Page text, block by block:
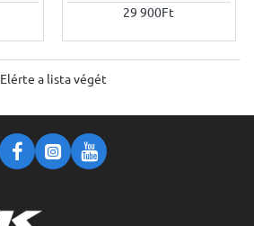
29 900Ft
Elérte a lista végét